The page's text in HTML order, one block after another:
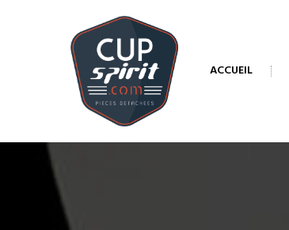
ACCUEIL